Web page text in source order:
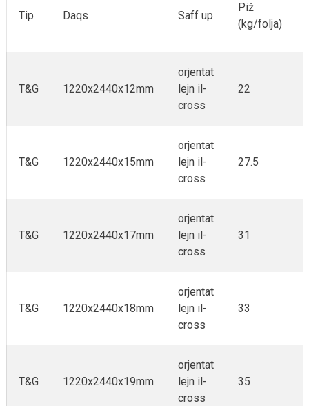
Tip Daqs Saff up
Piż
(kg/folja)
T&G 1220x2440x12mm
orjentat
lejn il-
cross
22
T&G 1220x2440x15mm
orjentat
lejn il-
cross
27.5
T&G 1220x2440x17mm
orjentat
lejn il-
cross
31
T&G 1220x2440x18mm
orjentat
lejn il-
cross
33
T&G 1220x2440x19mm
orjentat
lejn il-
cross
35